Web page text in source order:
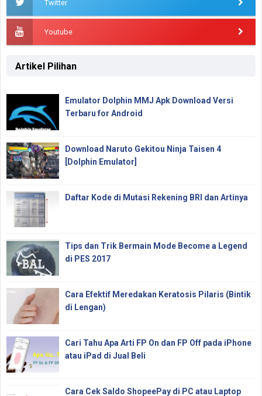
Twitter
Youtube
Artikel Pilihan
Emulator Dolphin MMJ Apk Download Versi
Terbaru for Android
Download Naruto Gekitou Ninja Taisen 4
[Dolphin Emulator]
Daftar Kode di Mutasi Rekening BRI dan Artinya
Tips dan Trik Bermain Mode Become a Legend
di PES 2017
Cara Efektif Meredakan Keratosis Pilaris (Bintik
di Lengan)
Cari Tahu Apa Arti FP On dan FP Off pada iPhone
atau iPad di Jual Beli
Cara Cek Saldo ShopeePay di PC atau Laptop